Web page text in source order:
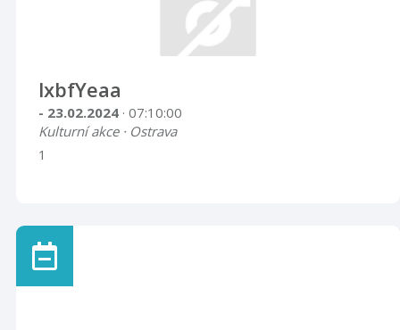
lxbfYeaa
- 23.02.2024 · 07:10:00
Kulturní akce · Ostrava
1